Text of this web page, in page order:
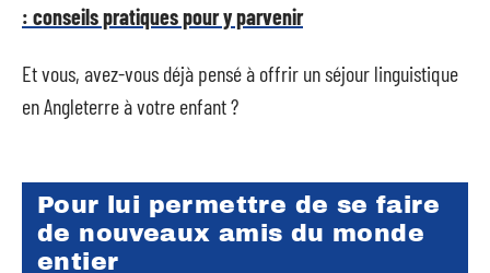
: conseils pratiques pour y parvenir
Et vous, avez-vous déjà pensé à offrir un séjour linguistique
en Angleterre à votre enfant ?
Pour lui permettre de se faire
de nouveaux amis du monde
entier